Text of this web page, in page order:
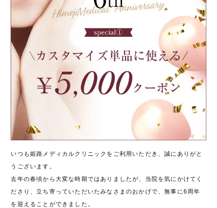
いつも姫路メディカルクリニックをご利用いただき、誠にありがと
うございます。
去年の春頃から大変な時期ではありましたが、当院を気にかけてく
ださり、立ち寄っていただいたみなさまのおかげで、無事に6周年
を迎えることができました。